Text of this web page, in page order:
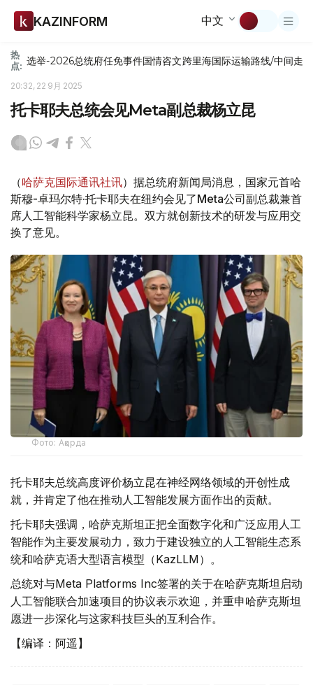
KAZINFORM 中文
热
点: 选举-2026总统府任免事件国情咨文跨里海国际运输路线/中间走廊
20:32, 22 9月 2025
托卡耶夫总统会见Meta副总裁杨立昆
（哈萨克国际通讯社讯）据总统府新闻局消息，国家元首哈
斯穆-卓玛尔特·托卡耶夫在纽约会见了Meta公司副总裁兼首
席人工智能科学家杨立昆。双方就创新技术的研发与应用交
换了意见。
Фото: Ақорда
托卡耶夫总统高度评价杨立昆在神经网络领域的开创性成
就，并肯定了他在推动人工智能发展方面作出的贡献。
托卡耶夫强调，哈萨克斯坦正把全面数字化和广泛应用人工
智能作为主要发展动力，致力于建设独立的人工智能生态系
统和哈萨克语大型语言模型（KazLLM）。
总统对与Meta Platforms Inc签署的关于在哈萨克斯坦启动
人工智能联合加速项目的协议表示欢迎，并重申哈萨克斯坦
愿进一步深化与这家科技巨头的互利合作。
【编译：阿遥】